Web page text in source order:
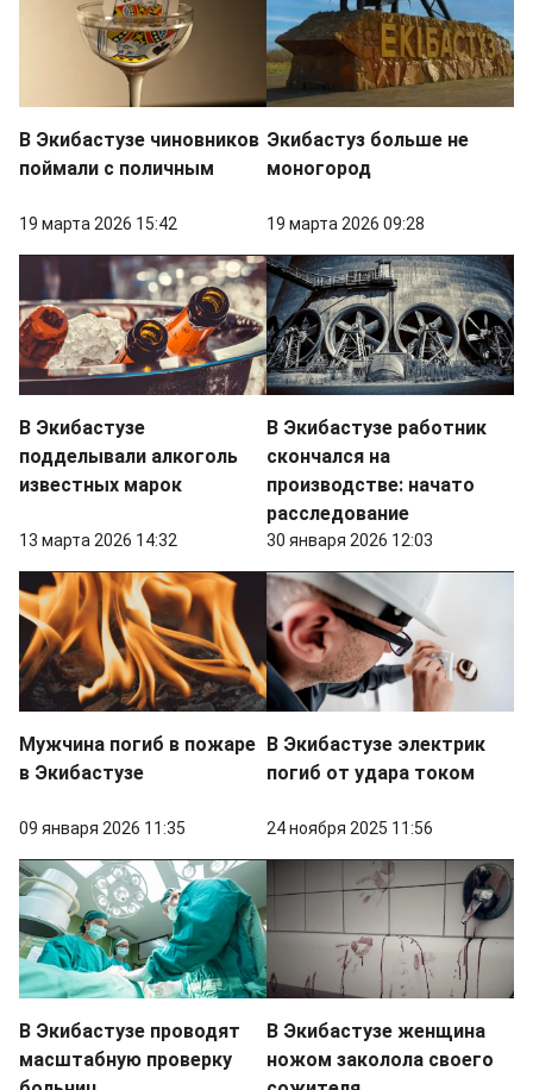
В Экибастузе чиновников
поймали с поличным
19 марта 2026 15:42
Экибастуз больше не
моногород
19 марта 2026 09:28
В Экибастузе
подделывали алкоголь
известных марок
13 марта 2026 14:32
В Экибастузе работник
скончался на
производстве: начато
расследование
30 января 2026 12:03
Мужчина погиб в пожаре
в Экибастузе
09 января 2026 11:35
В Экибастузе электрик
погиб от удара током
24 ноября 2025 11:56
В Экибастузе проводят
масштабную проверку
В Экибастузе женщина
ножом заколола своего